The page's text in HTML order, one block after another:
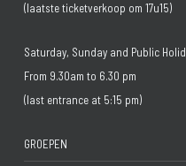
(laatste ticketverkoop om 17u15)
Saturday, Sunday and Public
From 9.30am to 6.30 pm
(last entrance at 5:15 pm)
GROEPEN